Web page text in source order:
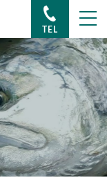
TEL